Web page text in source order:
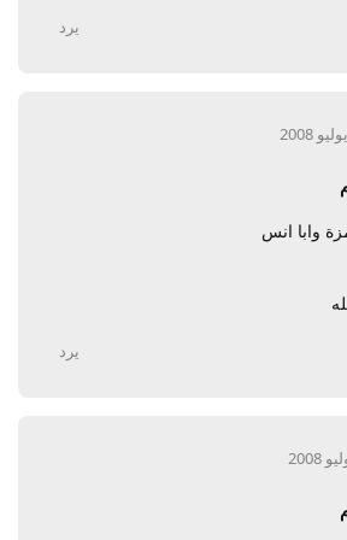
يرد
وابا انس
يرد